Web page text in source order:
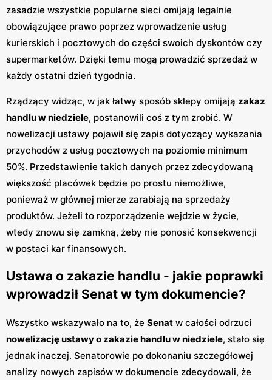
zasadzie wszystkie popularne sieci omijają legalnie
obowiązujące prawo poprzez wprowadzenie usług
kurierskich i pocztowych do części swoich dyskontów czy
supermarketów. Dzięki temu mogą prowadzić sprzedaż w
każdy ostatni dzień tygodnia.
Rządzący widząc, w jak łatwy sposób sklepy omijają zakaz
handlu w niedziele, postanowili coś z tym zrobić. W
nowelizacji ustawy pojawił się zapis dotyczący wykazania
przychodów z usług pocztowych na poziomie minimum
50%. Przedstawienie takich danych przez zdecydowaną
większość placówek będzie po prostu niemożliwe,
ponieważ w głównej mierze zarabiają na sprzedaży
produktów. Jeżeli to rozporządzenie wejdzie w życie,
wtedy znowu się zamkną, żeby nie ponosić konsekwencji
w postaci kar finansowych.
Ustawa o zakazie handlu - jakie poprawki
wprowadził Senat w tym dokumencie?
Wszystko wskazywało na to, że Senat w całości odrzuci
nowelizację ustawy o zakazie handlu w niedziele, stało się
jednak inaczej. Senatorowie po dokonaniu szczegółowej
analizy nowych zapisów w dokumencie zdecydowali, że